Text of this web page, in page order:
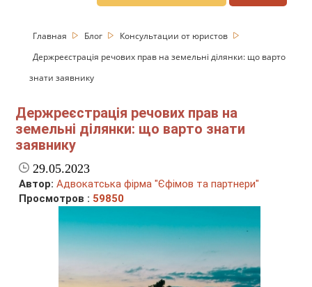
Главная Блог
Консультации от юристов
Держреєстрація речових прав на земельні ділянки: що варто
знати заявнику
Держреєстрація речових прав на
земельні ділянки: що варто знати
заявнику
29.05.2023
Автор: Адвокатська фірма "Єфімов та партнери"
Просмотров : 59850